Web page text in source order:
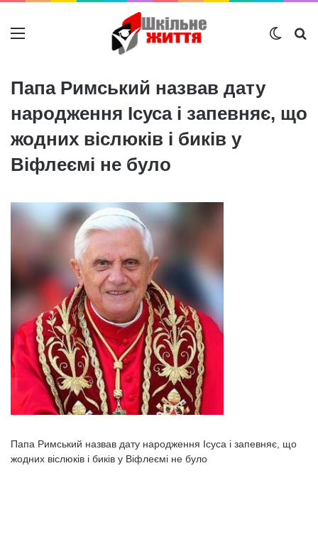
Меню
Папа Римський назвав дату
народження Ісуса і запевняє, що
жодних віслюків і биків у
Віфлеємі не було
Папа Римський назвав дату народження Ісуса і запевняє, що
жодних віслюків і биків у Віфлеємі не було